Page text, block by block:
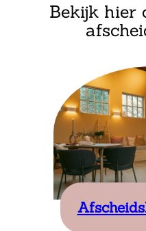
Bekijk hier